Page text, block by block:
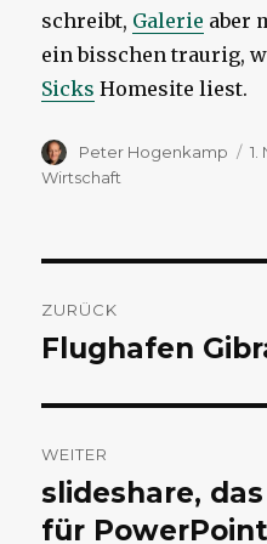
schreibt, Galerie aber
ein bisschen traurig,
Sicks Homesite liest.
Autor
Peter Hogenkamp
Wirtschaft
ZURÜCK
Vorheriger
Flughafen
WEITER
Nächster
Beitrag:
slideshare,
für